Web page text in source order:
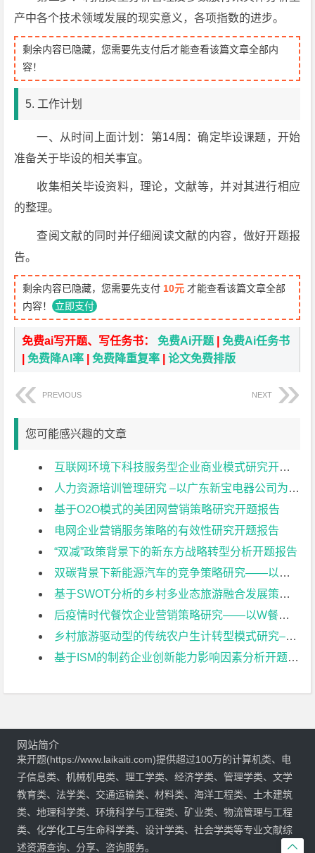
产中各个技术领域发展的现实意义，各项指数的进步。
剩余内容已隐藏，您需要先支付后才能查看该篇文章全部内
容！
5. 工作计划
一、从时间上面计划：第14周：确定毕设课题，开始
准备关于毕设的相关事宜。
收集相关毕设资料，理论，文献等，并对其进行相应
的整理。
查阅文献的同时并仔细阅读文献的内容，做好开题报
告。
剩余内容已隐藏，您需要先支付 10元 才能查看该篇文章全部
内容！ 立即支付
免费ai写开题、写任务书：免费Ai开题 |免费Ai任务书
|免费降AI率 |免费降重复率 |论文免费排版
PREVIOUS NEXT
您可能感兴趣的文章
互联网环境下科技服务型企业商业模式研究开题报告
人力资源培训管理研究 –以广东新宝电器公司为例开题报告
基于O2O模式的美团网营销策略研究开题报告
电网企业营销服务策略的有效性研究开题报告
“双减”政策背景下的新东方战略转型分析开题报告
双碳背景下新能源汽车的竞争策略研究——以比亚迪为例开题报告
基于SWOT分析的乡村多业态旅游融合发展策略研究——以常州佳农探趣休闲生态园为例开题报告
后疫情时代餐饮企业营销策略研究——以W餐饮企业为例开题报告
乡村旅游驱动型的传统农户生计转型模式研究–以常州黄天荡村大闸蟹养开题报告
基于ISM的制药企业创新能力影响因素分析开题报告

网站简介
来开题(https://www.laikaiti.com)提供超过100万的计算机类、电
子信息类、机械机电类、理工学类、经济学类、管理学类、文学
教育类、法学类、交通运输类、材料类、海洋工程类、土木建筑
类、地理科学类、环境科学与工程类、矿业类、物流管理与工程
类、化学化工与生命科学类、设计学类、社会学类等专业文献综
述资源查询、分享、咨询服务。